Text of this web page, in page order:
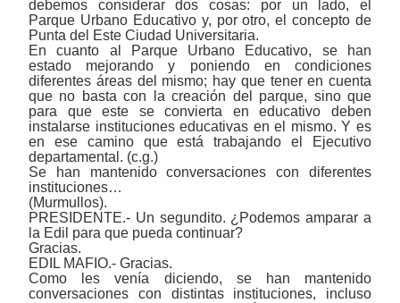
debemos considerar dos cosas: por un lado, el
Parque Urbano Educativo y, por otro, el concepto de
Punta del Este Ciudad Universitaria.
En cuanto al Parque Urbano Educativo, se han
estado mejorando y poniendo en condiciones
diferentes áreas del mismo; hay que tener en cuenta
que no basta con la creación del parque, sino que
para que este se convierta en educativo deben
instalarse instituciones educativas en el mismo. Y es
en ese camino que está trabajando el Ejecutivo
departamental. (c.g.)
Se han mantenido conversaciones con diferentes
instituciones…
(Murmullos).
PRESIDENTE.- Un segundito. ¿Podemos amparar a
la Edil para que pueda continuar?
Gracias.
EDIL MAFIO.- Gracias.
Como les venía diciendo, se han mantenido
conversaciones con distintas instituciones, incluso